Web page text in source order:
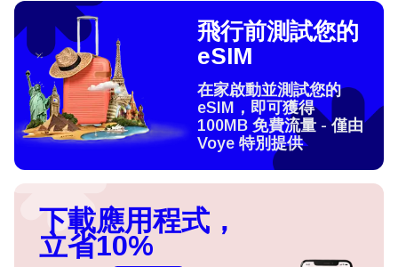
飛行前測試您的
eSIM
在家啟動並測試您的
eSIM，即可獲得
100MB 免費流量 - 僅由
Voye 特別提供
下載應用程式，
立省10%